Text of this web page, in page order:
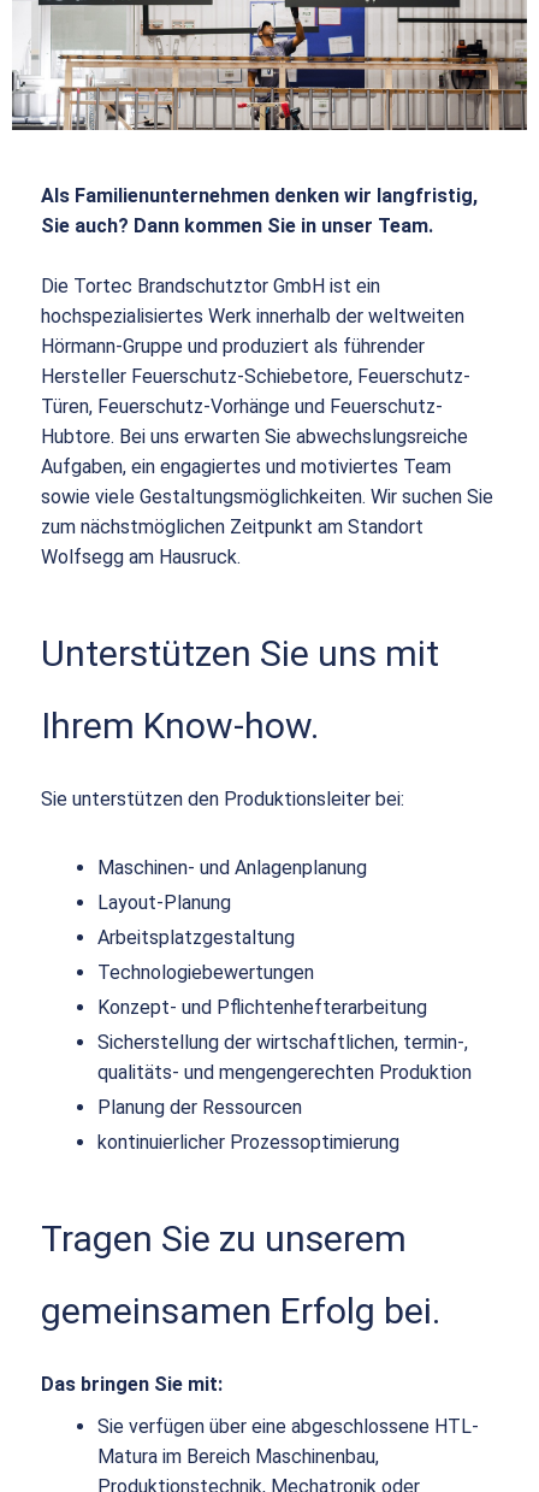
Als Familienunternehmen denken wir langfristig,
Sie auch? Dann kommen Sie in unser Team.
Die Tortec Brandschutztor GmbH ist ein
hochspezialisiertes Werk innerhalb der weltweiten
Hörmann-Gruppe und produziert als führender
Hersteller Feuerschutz-Schiebetore, Feuerschutz-
Türen, Feuerschutz-Vorhänge und Feuerschutz-
Hubtore. Bei uns erwarten Sie abwechslungsreiche
Aufgaben, ein engagiertes und motiviertes Team
sowie viele Gestaltungsmöglichkeiten. Wir suchen Sie
zum nächstmöglichen Zeitpunkt am Standort
Wolfsegg am Hausruck.
Unterstützen Sie uns mit
Ihrem Know-how.
Sie unterstützen den Produktionsleiter bei:
Maschinen- und Anlagenplanung
Layout-Planung
Arbeitsplatzgestaltung
Technologiebewertungen
Konzept- und Pflichtenhefterarbeitung
Sicherstellung der wirtschaftlichen, termin-,
qualitäts- und mengengerechten Produktion
Planung der Ressourcen
kontinuierlicher Prozessoptimierung
Tragen Sie zu unserem
gemeinsamen Erfolg bei.
Das bringen Sie mit:
Sie verfügen über eine abgeschlossene HTL-
Matura im Bereich Maschinenbau,
Produktionstechnik, Mechatronik oder